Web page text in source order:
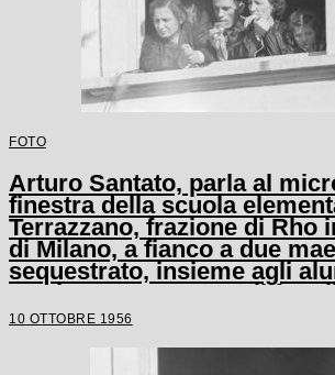
FOTO
Arturo Santato, parla al
finestra della scuola
Terrazzano, frazione di Rho
di Milano, a fianco a due
sequestrato, insieme agli
un'altra maestra, con il
10 OTTOBRE 1956